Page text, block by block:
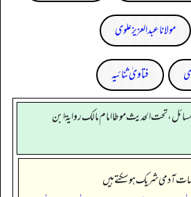
مولانا عبد العزیز علوی
فتاویٰ ثنائیہ
و مسائل، تحت الحديث موطا امام مالك رواية ابن
آدمی شریک ہو سکتے ہیں